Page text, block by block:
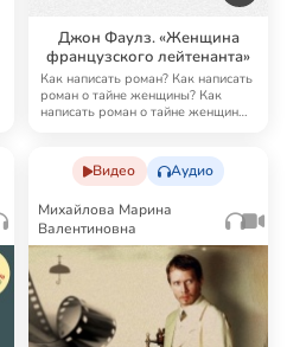
Джон Фаулз. «Женщина
французского лейтенанта»
Как написать роман? Как написать
роман о тайне женщины? Как
написать роман о тайне женщины,
Видео Аудио
Михайлова Марина
Валентиновна